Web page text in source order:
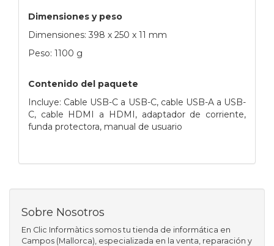
Dimensiones y peso
Dimensiones: 398 x 250 x 11 mm
Peso: 1100 g
Contenido del paquete
Incluye: Cable USB-C a USB-C, cable USB-A a USB-
C, cable HDMI a HDMI, adaptador de corriente,
funda protectora, manual de usuario
Sobre Nosotros
En Clic Informàtics somos tu tienda de informática en
Campos (Mallorca), especializada en la venta, reparación y